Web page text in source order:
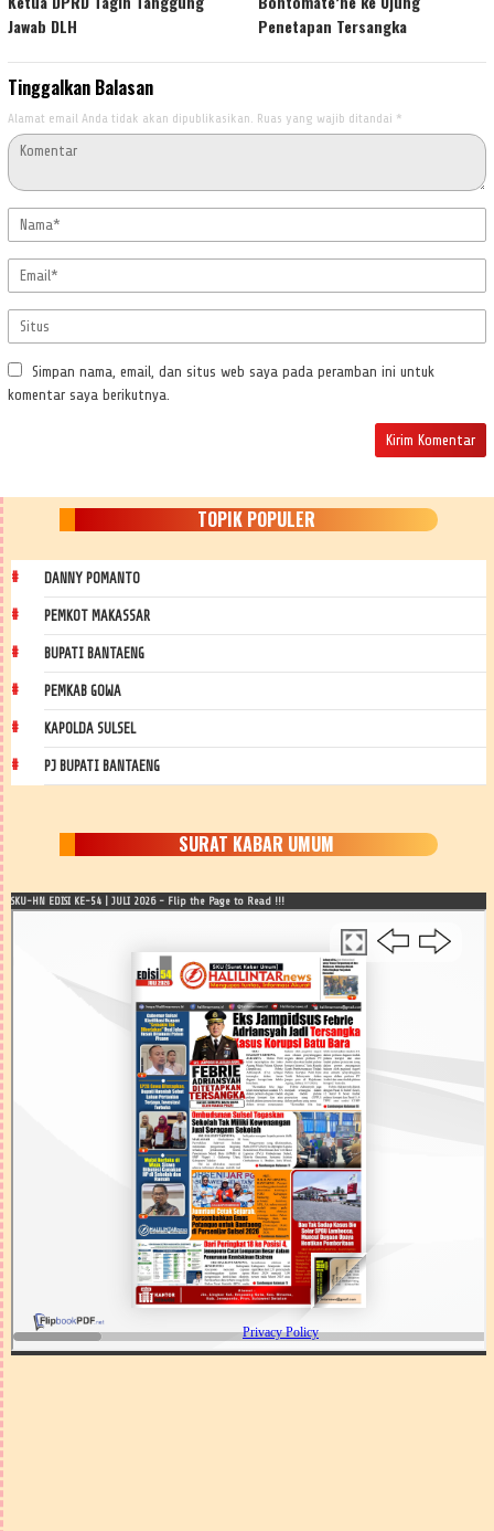
Jawab DLH
Penetapan Tersangka
Tinggalkan Balasan
Alamat email Anda tidak akan dipublikasikan. Ruas yang wajib ditandai *
Simpan nama, email, dan situs web saya pada peramban ini untuk
komentar saya berikutnya.
TOPIK POPULER
DANNY POMANTO
PEMKOT MAKASSAR
BUPATI BANTAENG
PEMKAB GOWA
KAPOLDA SULSEL
PJ BUPATI BANTAENG
SURAT KABAR UMUM
SKU-HN EDISI KE-54 | JULI 2026 - Flip the Page to Read !!!